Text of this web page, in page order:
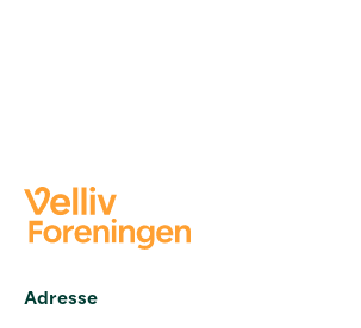
Adresse